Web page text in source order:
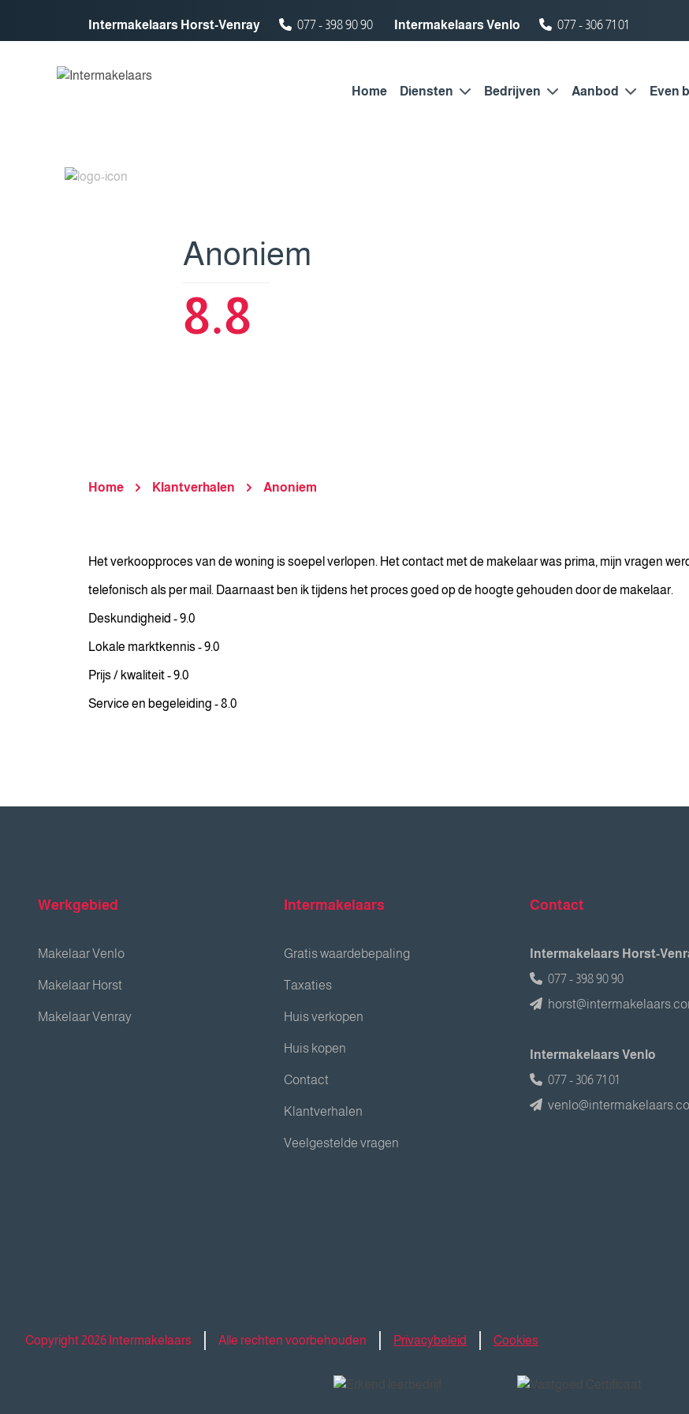
Intermakelaars Horst-Venray
077 - 398 90 90 Intermakelaars Venlo 077 - 306 71 01
Home Diensten Bedrijven Aanbod Even
Anoniem
8.8
Home Klantverhalen Anoniem
Het verkoopproces van de woning is soepel verlopen. Het contact met de makelaar was prima, mijn vragen
telefonisch als per mail. Daarnaast ben ik tijdens het proces goed op de hoogte gehouden door de makelaar.
Deskundigheid - 9.0
Lokale marktkennis - 9.0
Prijs / kwaliteit - 9.0
Service en begeleiding - 8.0
Werkgebied
Makelaar Venlo
Makelaar Horst
Makelaar Venray
Intermakelaars
Gratis waardebepaling
Taxaties
Huis verkopen
Huis kopen
Contact
Klantverhalen
Veelgestelde vragen
Contact
Intermakelaars Horst-
077 - 398 90 90
Intermakelaars Venlo
077 - 306 71 01
Copyright 2026 Intermakelaars Alle rechten voorbehouden Privacybeleid Cookies